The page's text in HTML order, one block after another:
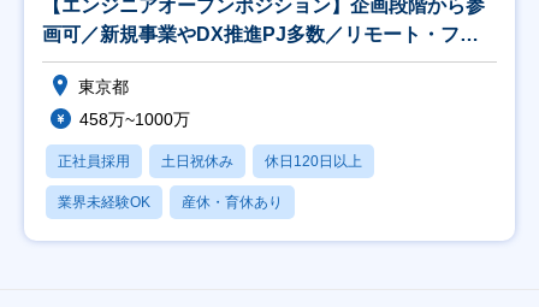
【エンジニアオープンポジション】企画段階から参
画可／新規事業やDX推進PJ多数／リモート・フレ
ックス
東京都
458万~1000万
正社員採用 土日祝休み 休日120日以上
業界未経験OK 産休・育休あり